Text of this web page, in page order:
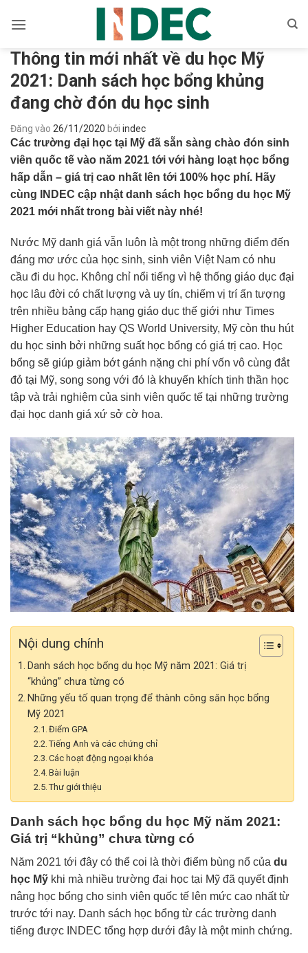
qua
Thông tin mới nhất về du học Mỹ
2021: Danh sách học bổng khủng
đang chờ đón du học sinh
Đăng vào 26/11/2020 bởi indec
Các trường đại học tại Mỹ đã sẵn sàng chào đón sinh
viên quốc tế vào năm 2021 tới với hàng loạt học bổng
hấp dẫn – giá trị cao nhất lên tới 100% học phí. Hãy
cùng INDEC cập nhật danh sách học bổng du học Mỹ
2021 mới nhất trong bài viết này nhé!
Nước Mỹ danh giá vẫn luôn là một trong những điểm đến
đáng mơ ước của học sinh, sinh viên Việt Nam có nhu
cầu đi du học. Không chỉ nổi tiếng vì hệ thống giáo dục đại
học lâu đời có chất lượng và uy tín, chiếm vị trí ấn tượng
trên nhiều bảng cấp hạng giáo dục thế giới như Times
Higher Education hay QS World University, Mỹ còn thu hút
du học sinh bởi những suất học bổng có giá trị cao. Học
bổng sẽ giúp giảm bớt gánh nặng chi phí vốn vô cùng đắt
đỏ tại Mỹ, song song với đó là khuyến khích tinh thần học
tập và trải nghiệm của sinh viên quốc tế tại những trường
đại học danh giá xứ sở cờ hoa.
Nội dung chính
Danh sách học bổng du học Mỹ năm 2021: Giá trị
“khủng” chưa từng có
Những yếu tố quan trọng để thành công săn học bổng
Mỹ 2021
Điểm GPA
Tiếng Anh và các chứng chỉ
Các hoạt động ngoại khóa
Bài luận
Thư giới thiệu
Danh sách học bổng du học Mỹ năm 2021:
Giá trị “khủng” chưa từng có
Năm 2021 tới đây có thể coi là thời điểm bùng nổ của du
học Mỹ khi mà nhiều trường đại học tại Mỹ đã quyết định
nâng học bổng cho sinh viên quốc tế lên mức cao nhất từ
trước tới nay. Danh sách học bổng từ các trường danh
tiếng được INDEC tổng hợp dưới đây là một minh chứng.